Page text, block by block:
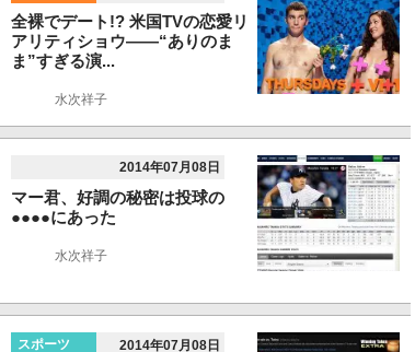
全裸でデート!? 米国TVの恋愛リ
アリティショウ――“ありのま
ま”すぎる演...
水次祥子
2014年07月08日
マー君、好調の秘密は投球の
●●●●にあった
水次祥子
スポーツ 2014年07月08日